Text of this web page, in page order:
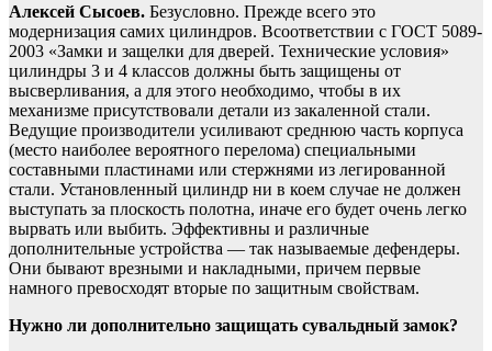
Алексей Сысоев. Безусловно. Прежде всего это
модернизация самих цилиндров. Всоответствии с ГОСТ 5089-
2003 «Замки и защелки для дверей. Технические условия»
цилиндры 3 и 4 классов должны быть защищены от
высверливания, а для этого необходимо, чтобы в их
механизме присутствовали детали из закаленной стали.
Ведущие производители усиливают среднюю часть корпуса
(место наиболее вероятного перелома) специальными
составными пластинами или стержнями из легированной
стали. Установленный цилиндр ни в коем случае не должен
выступать за плоскость полотна, иначе его будет очень легко
вырвать или выбить. Эффективны и различные
дополнительные устройства — так называемые дефендеры.
Они бывают врезными и накладными, причем первые
намного превосходят вторые по защитным свойствам.
Нужно ли дополнительно защищать сувальдный замок?